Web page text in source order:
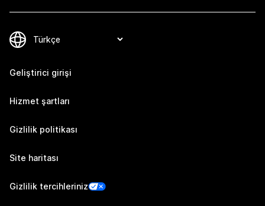
Geliştirici girişi
Hizmet şartları
Gizlilik politikası
Site haritası
Gizlilik tercihleriniz